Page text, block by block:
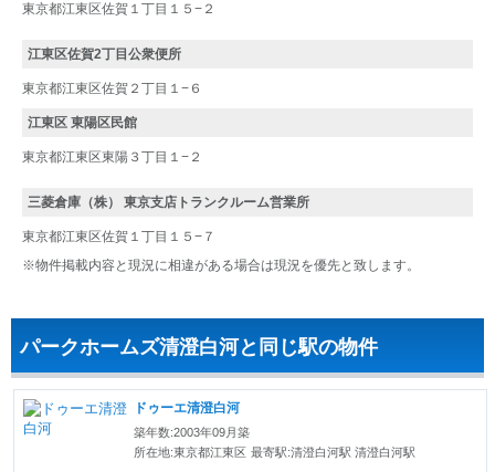
東京都江東区佐賀１丁目１５−２
江東区佐賀2丁目公衆便所
東京都江東区佐賀２丁目１−６
江東区 東陽区民館
東京都江東区東陽３丁目１−２
三菱倉庫（株） 東京支店トランクルーム営業所
東京都江東区佐賀１丁目１５−７
※物件掲載内容と現況に相違がある場合は現況を優先と致します。
パークホームズ清澄白河と同じ駅の物件
ドゥーエ清澄白河
築年数:2003年09月築
所在地:東京都江東区 最寄駅:清澄白河駅 清澄白河駅